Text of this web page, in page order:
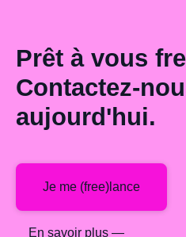
Prêt à vous
Contactez-
aujourd'hui.
Je me (free)lance
En savoir plus —